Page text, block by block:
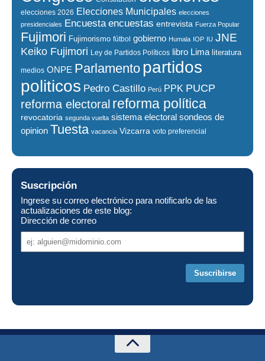
elecciones 2026 Elecciones Municipales elecciones
presidenciales
Encuesta encuestas entrevista Fuerza Popular
Fujimori Fujimorismo fútbol gobierno Humala IOP IU JNE
Keiko Fujimori Ley de Partidos Políticos libro Lima literatura
medios ONPE Parlamento partidos
politicos Pedro Castillo Perú PPK PUCP
reforma electoral reforma política
revocatoria segunda vuelta sistema electoral sondeos de
opinion Tuesta vacancia Vizcarra voto preferencial
Suscripción
Ingrese su correo electrónico para notificarlo de las
actualizaciones de este blog:
Dirección de correo
de